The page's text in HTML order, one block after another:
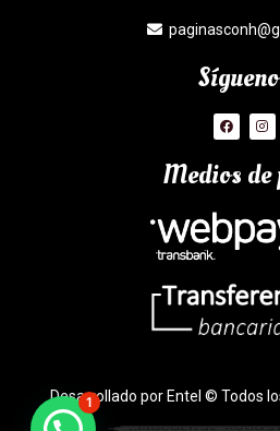
Medios de
Desarrollado por Entel © Todos
1